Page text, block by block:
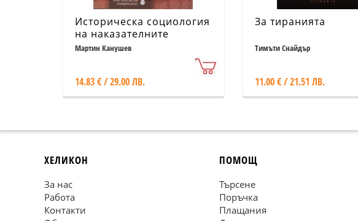
Историческа социология
на наказателните
политики в България Т.2:
Наказателните практики
режим
Мартин Канушев
14.83 € / 29.00 ЛВ.
За тиранията
Тимъти Снайдър
11.00 € / 21.51 ЛВ.
ХЕЛИКОН
За нас
Работа
Контакти
ПОМОЩ
Търсене
Поръчка
Плащания